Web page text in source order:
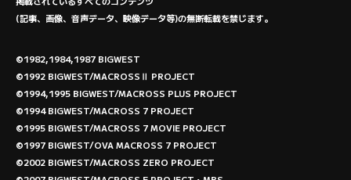
(記事、画像、音声データ、映像データ等)の無断転載を禁じます。
©1982,1984,1987 BIGWEST
©1992 BIGWEST/MACROSSⅡ PROJECT
©1994,1995 BIGWEST/MACROSS PLUS PROJECT
©1994 BIGWEST/MACROSS 7 PROJECT
©1995 BIGWEST/MACROSS 7 MOVIE PROJECT
©1997 BIGWEST/OVA MACROSS 7 PROJECT
©2002 BIGWEST/MACROSS ZERO PROJECT